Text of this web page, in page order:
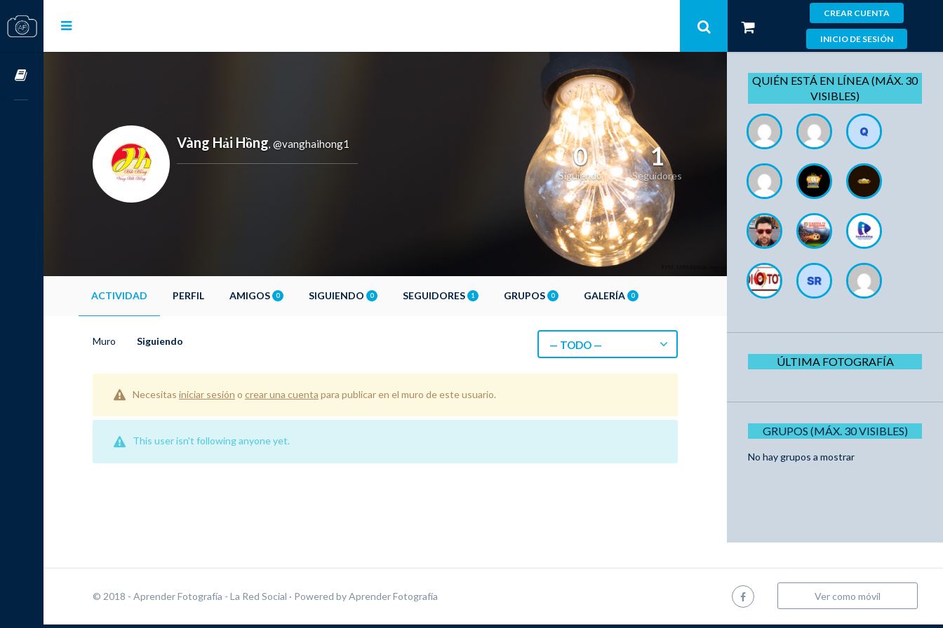
CREAR CUENTA
INICIO DE SESIÓN
Vàng Hải Hồng, @vanghaihong1 0
Siguiendo
1
Seguidores
ACTIVIDAD PERFIL AMIGOS 0 SIGUIENDO 0 SEGUIDORES 1 GRUPOS 0 GALERÍA 0
Muro Siguiendo — TODO —
Necesitas iniciar sesión o crear una cuenta para publicar en el muro de este usuario.
This user isn't following anyone yet.
QUIÉN ESTÁ EN LÍNEA (MÁX. 30
VISIBLES)
ÚLTIMA FOTOGRAFÍA
GRUPOS (MÁX. 30 VISIBLES)
No hay grupos a mostrar
© 2018 - Aprender Fotografía - La Red Social · Powered byAprender Fotografía